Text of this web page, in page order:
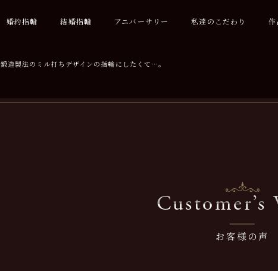
婚約指輪 結婚指輪 アニバーサリー 私達のこだわり
鍛造製法のミル打ちデザインの指輪にしたくて…。
Customer’s
お客様の声